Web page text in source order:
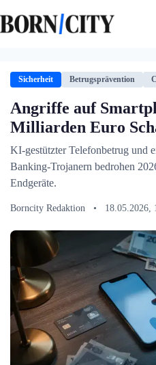
Inhalt
springen
Sicherheit Betrugsprävention
Angriffe auf
Milliarden Euro
KI-gestützter Telefonbetrug und
Banking-Trojanern bedrohen
Endgeräte.
Borncity Redaktion • 18.05.2026,